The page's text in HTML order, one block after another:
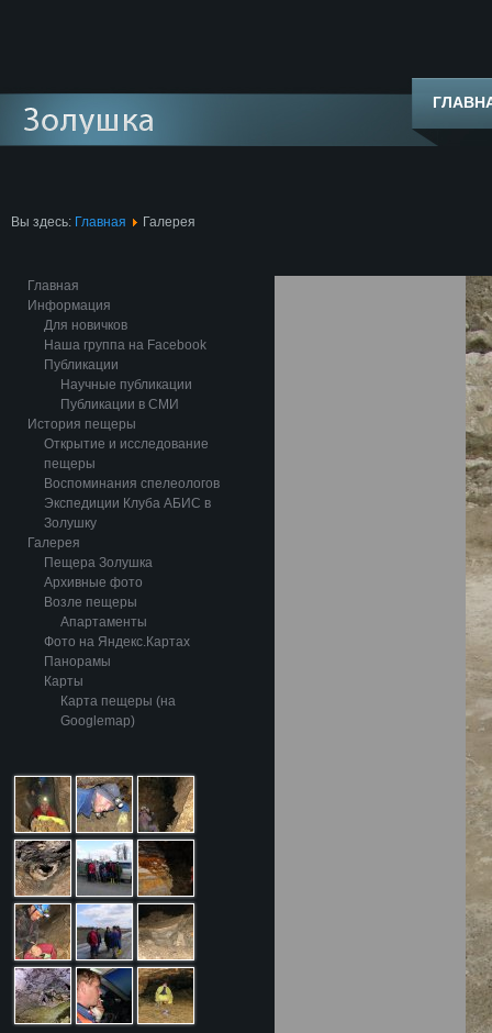
Вы здесь: Главная Галерея
Главная
Информация
Для новичков
Наша группа на Facebook
Публикации
Научные публикации
Публикации в СМИ
История пещеры
Открытие и исследование
пещеры
Воспоминания спелеологов
Экспедиции Клуба АБИС в
Золушку
Галерея
Пещера Золушка
Архивные фото
Возле пещеры
Апартаменты
Фото на Яндекс.Картах
Панорамы
Карты
Карта пещеры (на
Googlemap)